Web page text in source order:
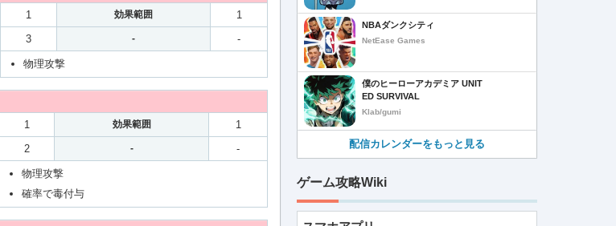
1 効果範囲 1
3 - -
物理攻撃
1 効果範囲 1
2 - -
物理攻撃
確率で毒付与
NBAダンクシティ
NetEase Games
僕のヒーローアカデミア UNIT
ED SURVIVAL
Klab/gumi
配信カレンダーをもっと見る
ゲーム攻略Wiki